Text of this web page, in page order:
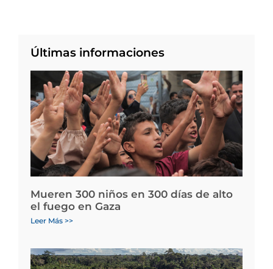
Últimas informaciones
Mueren 300 niños en 300 días de alto
el fuego en Gaza
Leer Más >>